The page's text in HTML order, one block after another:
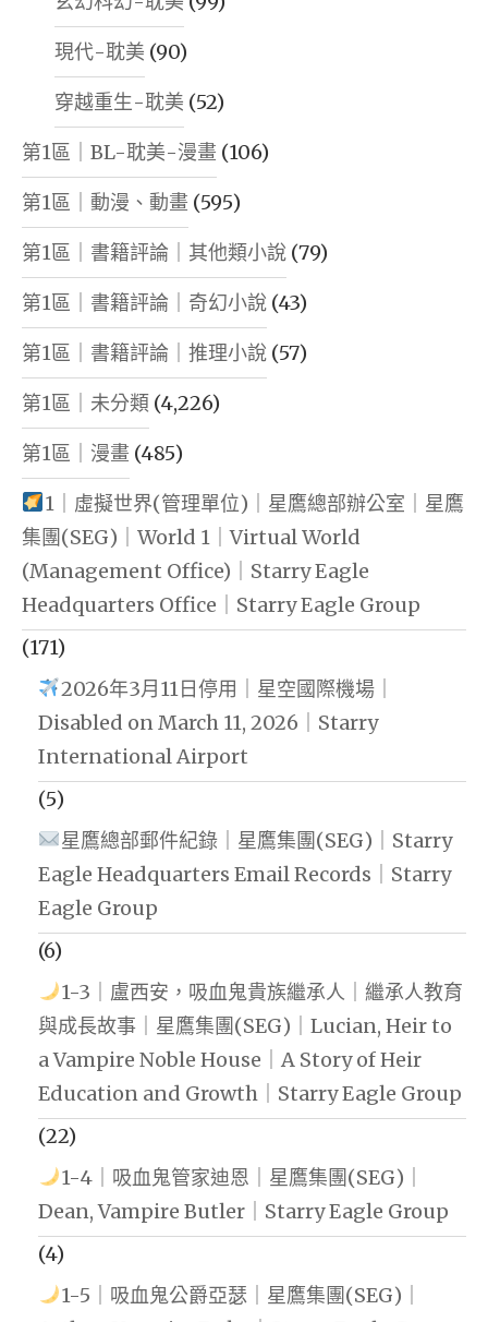
現代-耽美 (90)
穿越重生-耽美 (52)
第1區｜BL-耽美-漫畫 (106)
第1區｜動漫、動畫 (595)
第1區｜書籍評論｜其他類小說 (79)
第1區｜書籍評論｜奇幻小說 (43)
第1區｜書籍評論｜推理小說 (57)
第1區｜未分類 (4,226)
第1區｜漫畫 (485)
1｜虛擬世界(管理單位)｜星鷹總部辦公室｜星鷹
集團(SEG)｜World 1｜Virtual World
(Management Office)｜Starry Eagle
Headquarters Office｜Starry Eagle Group
(171)
2026年3月11日停用｜星空國際機場｜
Disabled on March 11, 2026｜Starry
International Airport
(5)
星鷹總部郵件紀錄｜星鷹集團(SEG)｜Starry
Eagle Headquarters Email Records｜Starry
Eagle Group
(6)
1-3｜盧西安，吸血鬼貴族繼承人｜繼承人教育
與成長故事｜星鷹集團(SEG)｜Lucian, Heir to
a Vampire Noble House｜A Story of Heir
Education and Growth｜Starry Eagle Group
(22)
1-4｜吸血鬼管家迪恩｜星鷹集團(SEG)｜
Dean, Vampire Butler｜Starry Eagle Group
(4)
1-5｜吸血鬼公爵亞瑟｜星鷹集團(SEG)｜